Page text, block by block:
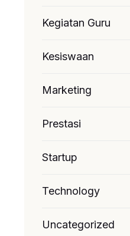
Kegiatan Guru
Kesiswaan
Marketing
Prestasi
Startup
Technology
Uncategorized